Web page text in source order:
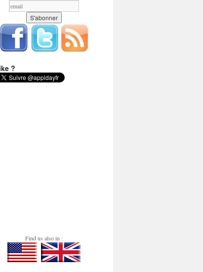
?
Find us also in :